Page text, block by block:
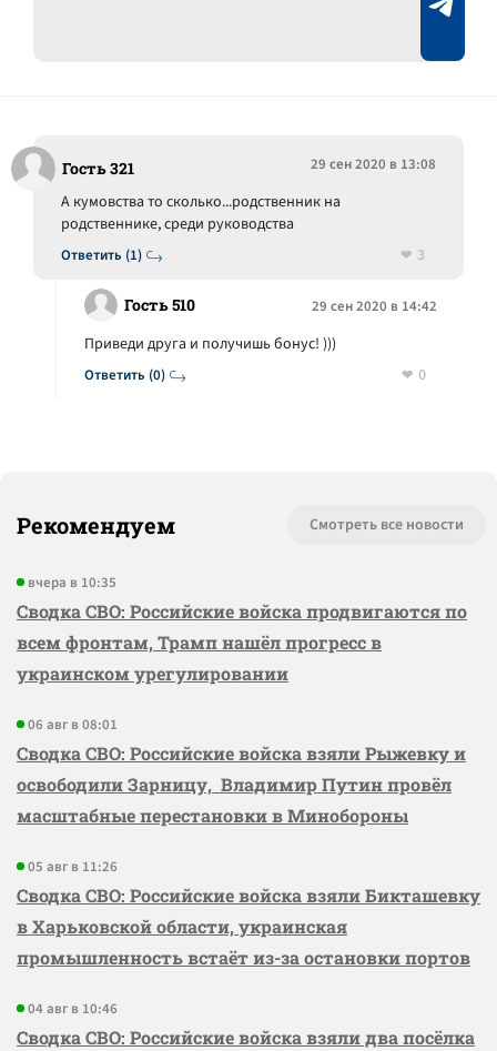
Гость 321 29 сен 2020 в 13:08
Ответить (1)
А кумовства то сколько...родственник на
родственнике, среди руководства
3
Гость 510 29 сен 2020 в 14:42
Ответить (0)
Приведи друга и получишь бонус! )))
0
Рекомендуем Смотреть все новости
вчера в 10:35
Сводка СВО: Российские войска продвигаются по
всем фронтам, Трамп нашёл прогресс в
украинском урегулировании
06 авг в 08:01
Сводка СВО: Российские войска взяли Рыжевку и
освободили Зарницу, Владимир Путин провёл
масштабные перестановки в Минобороны
05 авг в 11:26
Сводка СВО: Российские войска взяли Бикташевку
в Харьковской области, украинская
промышленность встаёт из-за остановки портов
04 авг в 10:46
Сводка СВО: Российские войска взяли два посёлка